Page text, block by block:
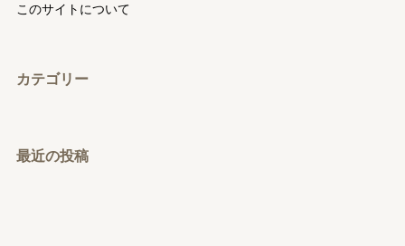
このサイトについて
カテゴリー
最近の投稿